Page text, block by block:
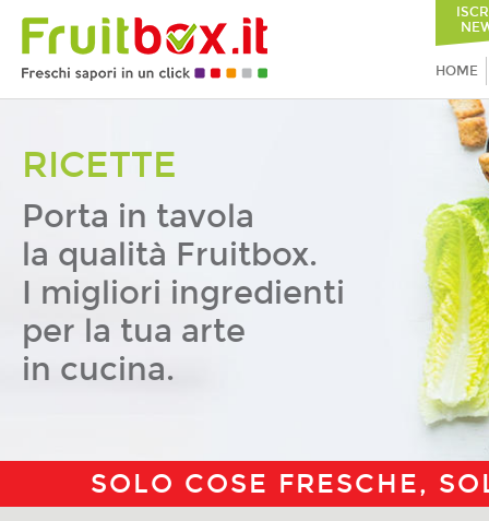
HOME
RICETTE
Porta in tavola
la qualità Fruitbox.
I migliori ingredienti
per la tua arte
in cucina.
SOLO COSE FRESCHE,